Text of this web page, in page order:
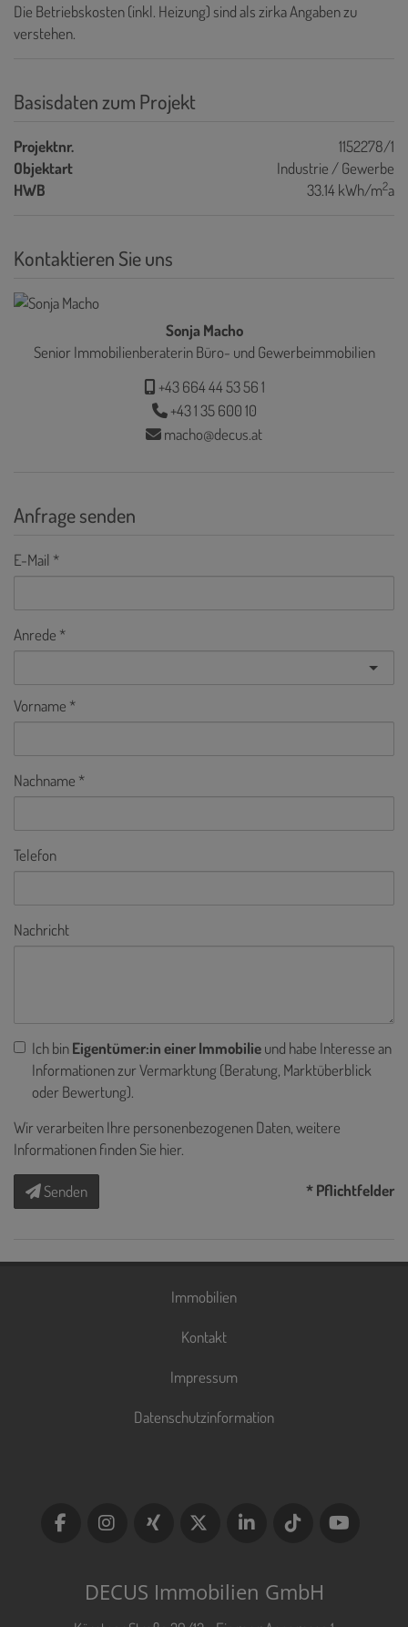
Die Betriebskosten (inkl. Heizung) sind als zirka Angaben zu
verstehen.
Basisdaten zum Projekt
Projektnr.
1152278/1
Objektart
Industrie / Gewerbe
HWB
33.14 kWh/m2a
Kontaktieren Sie uns
Sonja Macho
Senior Immobilienberaterin Büro- und Gewerbeimmobilien
+43 664 44 53 56 1
+43 1 35 600 10
macho@decus.at
Anfrage senden
E-Mail
Anrede
Vorname
Nachname
Telefon
Nachricht
Ich binEigentümer:in einer Immobilieund habe Interesse an
Informationen zur Vermarktung (Beratung, Marktüberblick
oder Bewertung).
Wir verarbeiten Ihre personenbezogenen Daten, weitere
Informationen finden Sie hier.
Senden * Pflichtfelder
Immobilien
Kontakt
Impressum
Datenschutzinformation
DECUS Immobilien GmbH